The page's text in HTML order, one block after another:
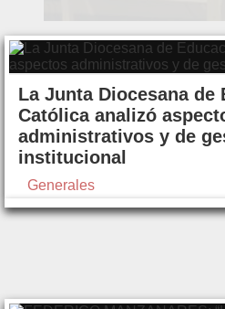
La Junta Diocesana de
Católica analizó
administrativos y de
institucional
Generales